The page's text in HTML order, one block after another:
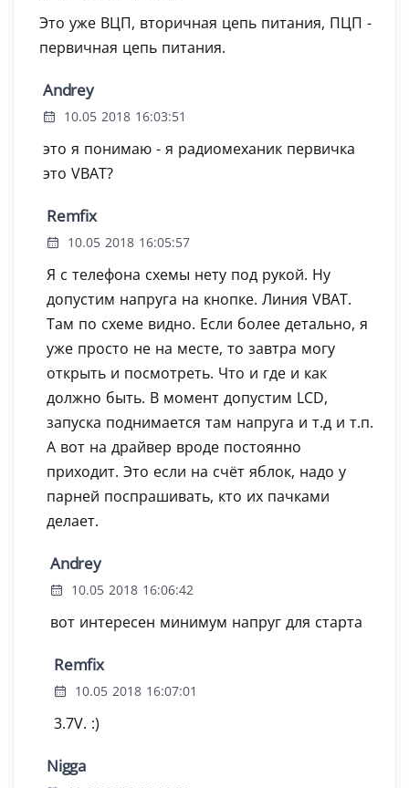
Это уже ВЦП, вторичная цепь питания, ПЦП -
первичная цепь питания.
Andrey
10.05 2018 16:03:51
это я понимаю - я радиомеханик первичка
это VBAT?
Remfix
10.05 2018 16:05:57
Я с телефона схемы нету под рукой. Ну
допустим напруга на кнопке. Линия VBAT.
Там по схеме видно. Если более детально, я
уже просто не на месте, то завтра могу
открыть и посмотреть. Что и где и как
должно быть. В момент допустим LCD,
запуска поднимается там напруга и т.д и т.п.
А вот на драйвер вроде постоянно
приходит. Это если на счёт яблок, надо у
парней поспрашивать, кто их пачками
делает.
Andrey
10.05 2018 16:06:42
вот интересен минимум напруг для старта
Remfix
10.05 2018 16:07:01
3.7V. :)
Nigga